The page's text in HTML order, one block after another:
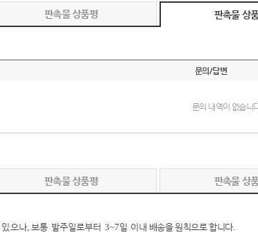
판촉물 상품평 판촉물 상
문의/답변
문의 내역이 없습니
판촉물 상품평 판촉물 상
으나,보통 발주일로부터 3~7일 이내 배송을 원칙으로 합니다.